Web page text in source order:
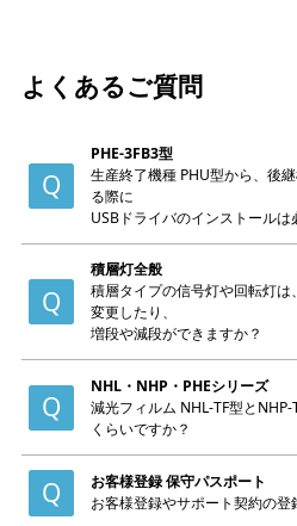
よくあるご質問
PHE-3FB3型
生産終了機種 PHU型から、後
る際に
USBドライバのインストールは
積層灯全般
積層タイプの信号灯や回転灯
変更したり、
増段や減段ができますか？
NHL・NHP・PHEシリーズ
減光フィルム NHL-TF型と
くらいですか？
お客様登録 保守パスポート
お客様登録やサポート契約の登